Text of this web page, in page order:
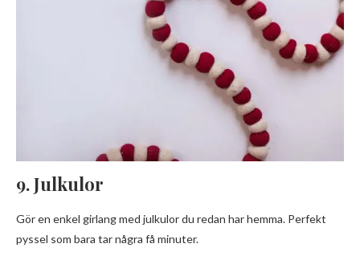
9. Julkulor
Gör en enkel girlang med julkulor du redan har hemma. Perfekt
pyssel som bara tar några få minuter.